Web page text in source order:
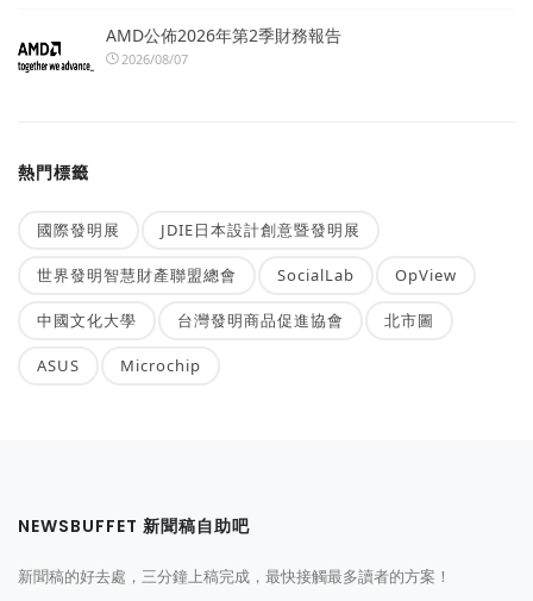
AMD公佈2026年第2季財務報告
2026/08/07
熱門標籤
國際發明展 JDIE日本設計創意暨發明展
世界發明智慧財產聯盟總會 SocialLab OpView
中國文化大學 台灣發明商品促進協會 北市圖
ASUS Microchip
NEWSBUFFET 新聞稿自助吧
新聞稿的好去處，三分鐘上稿完成，最快接觸最多讀者的方案！